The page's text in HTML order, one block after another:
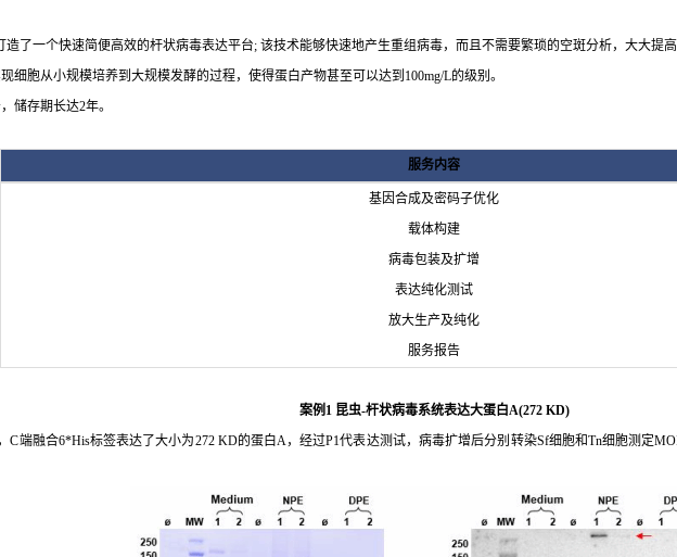
造了一个快速简便高效的杆状病毒表达平台; 该技术能够快速地产生重组病毒，而且不需要繁琐的空斑分析，大大提
细胞从小规模培养到大规模发酵的过程，使得蛋白产物甚至可以达到100mg/L的级别。
储存期长达2年。
服务内容
基因合成及密码子优化
载体构建
病毒包装及扩增
表达纯化测试
放大生产及纯化
服务报告
案例1 昆虫-杆状病毒系统表达大蛋白A(272 KD)
融合6*His标签表达了大小为272 KD的蛋白A，经过P1代表达测试，病毒扩增后分别转染Sf细胞和Tn细胞测定